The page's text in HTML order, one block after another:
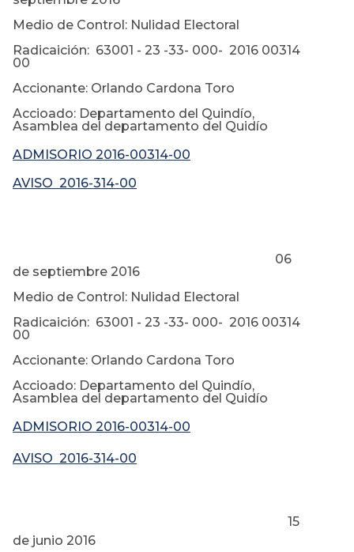
Medio de Control: Nulidad Electoral
Radicaición: 63001 - 23 -33- 000- 2016 00314
00
Accionante: Orlando Cardona Toro
Accioado: Departamento del Quindío,
Asamblea del departamento del Quidío
ADMISORIO 2016-00314-00
AVISO 2016-314-00
06
de septiembre 2016
Medio de Control: Nulidad Electoral
Radicaición: 63001 - 23 -33- 000- 2016 00314
00
Accionante: Orlando Cardona Toro
Accioado: Departamento del Quindío,
Asamblea del departamento del Quidío
ADMISORIO 2016-00314-00
AVISO 2016-314-00
15
de junio 2016